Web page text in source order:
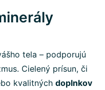
tela – podporujú
Cielený prísun, či
kvalitných doplnkov